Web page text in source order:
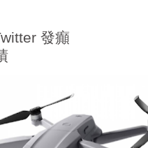
發癲